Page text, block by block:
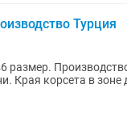
Турция
размер.
Края корсета в зоне